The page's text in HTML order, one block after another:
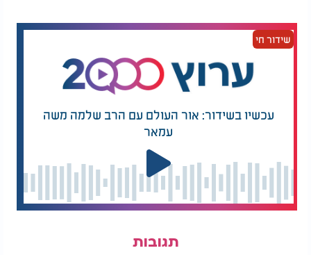
שידור חי
עכשיו בשידור: אור העולם עם הרב שלמה משה
עמאר
תגובות